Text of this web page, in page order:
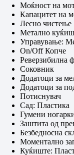
Моќност на
Капацитет на
Лесно чистење
Метално
Управување:
On/Off Копче
Реверзибилна
Соковник
Додатоци за
Додатоци за
Потиснувач
Сад: Пластика
Гумени
Заштита од
Безбедносна
Моментално
Куќиште: